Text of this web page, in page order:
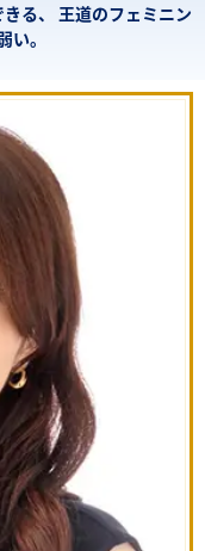
る、 王道のフェミニン
。